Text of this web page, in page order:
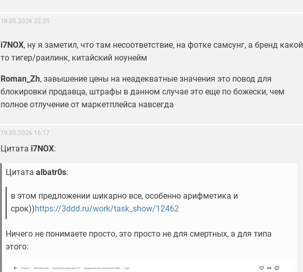
18.05.2026 22:35
i7NOX, ну я заметил, что там несоответствие, на фотке самсунг, а бренд какой
то тигер/раилинк, китайский ноунейм
Roman_Zh, завышение цены на неадекватные значения это повод для
блокировки продавца, штрафы в данном случае это еще по божески, чем
полное отлучение от маркетплейса навсегда
19.05.2026 16:17
Цитата i7NOX:
Цитата albatr0s:
в этом предложении шикарно все, особенно арифметика и
срок))https://3ddd.ru/work/task_show/12462
Ничего не понимаете просто, это просто не для смертных, а для типа
этого: